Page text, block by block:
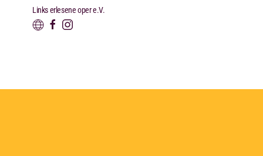
Links erlesene oper e.V.